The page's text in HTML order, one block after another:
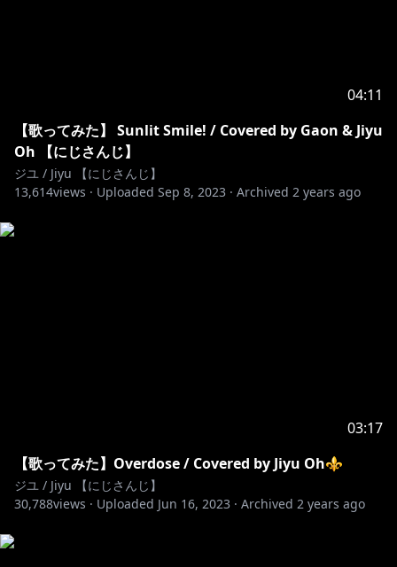
지입니다!
-방송 내용과 관계 없는 Vtuber나 스트리머 언급 등은 그
만둬주세요
-논란이 될만한 발언이나 닉네임
・他の方の気持ちを悪くさせるほどの悪口、セクハラは
禁止です！
・配信の内容と関係ないVtuberさんの話等々はおやめ
ください
04:11
【歌ってみた】 Sunlit Smile! / Covered by Gaon & Jiyu
Oh 【にじさんじ】
ジユ / Jiyu 【にじさんじ】
13,614views · Uploaded Sep 8, 2023 · Archived 2 years ago
03:17
【歌ってみた】Overdose / Covered by Jiyu Oh⚜
ジユ / Jiyu 【にじさんじ】
30,788views · Uploaded Jun 16, 2023 · Archived 2 years ago